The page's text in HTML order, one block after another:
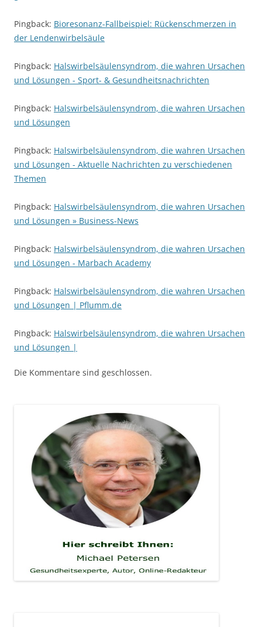
Pingback: Bioresonanz-Fallbeispiel: Rückenschmerzen in
der Lendenwirbelsäule
Pingback: Halswirbelsäulensyndrom, die wahren Ursachen
und Lösungen - Sport- & Gesundheitsnachrichten
Pingback: Halswirbelsäulensyndrom, die wahren Ursachen
und Lösungen
Pingback: Halswirbelsäulensyndrom, die wahren Ursachen
und Lösungen - Aktuelle Nachrichten zu verschiedenen
Themen
Pingback: Halswirbelsäulensyndrom, die wahren Ursachen
und Lösungen » Business-News
Pingback: Halswirbelsäulensyndrom, die wahren Ursachen
und Lösungen - Marbach Academy
Pingback: Halswirbelsäulensyndrom, die wahren Ursachen
und Lösungen | Pflumm.de
Pingback: Halswirbelsäulensyndrom, die wahren Ursachen
und Lösungen |
Die Kommentare sind geschlossen.